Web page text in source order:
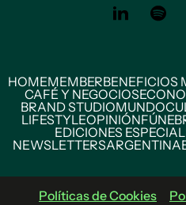
HOMEMEMBERBENEFICIOS
CAFÉ Y NEGOCIOS
BRAND STUDIOMUNDO
LIFESTYLEOPINIÓN
EDICIONES
NEWSLETTERSARGENTINA
Políticas de Cookies